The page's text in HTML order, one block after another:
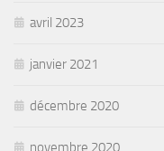
avril 2023
janvier 2021
décembre 2020
novembre 2020